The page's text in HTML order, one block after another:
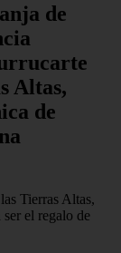
de
Altas,
de
Tierras Altas,
el regalo de